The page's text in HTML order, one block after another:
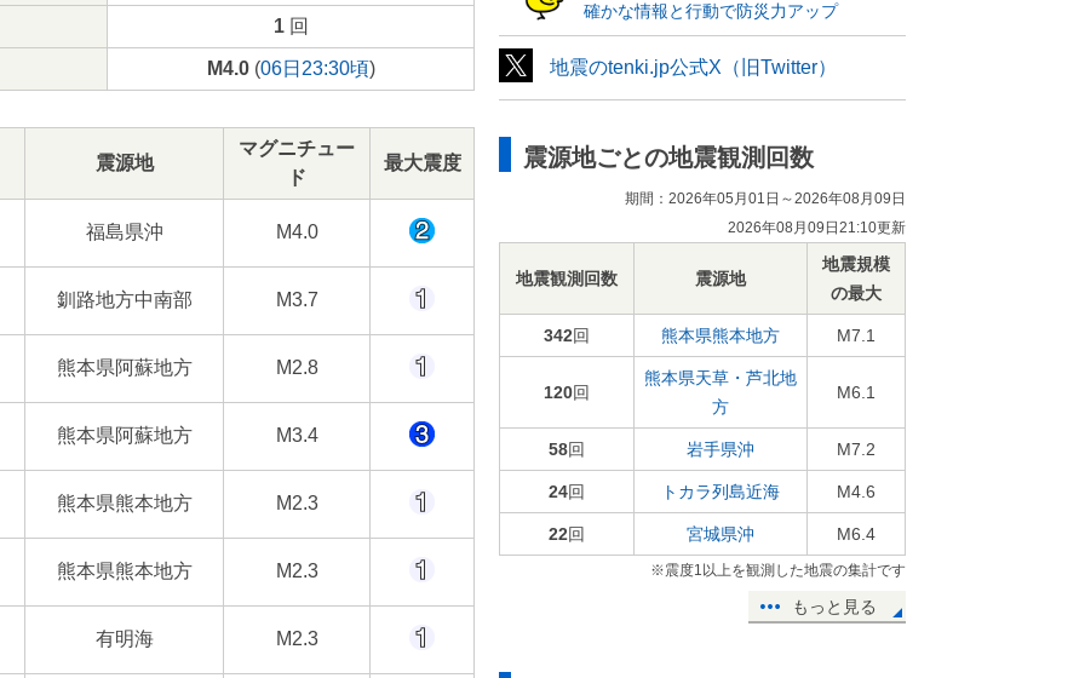
1回
M4.0(06日23:30頃)
震源地
マグニチュー
ド
最大震度
福島県沖 M4.0
釧路地方中南部 M3.7
熊本県阿蘇地方 M2.8
熊本県阿蘇地方 M3.4
熊本県熊本地方 M2.3
熊本県熊本地方 M2.3
有明海 M2.3
確かな情報と行動で防災力アップ
地震のtenki.jp公式X（旧Twitter）
震源地ごとの地震観測回数
期間：2026年05月01日～2026年08月09日
2026年08月09日21:10更新
地震観測回数 震源地
地震規模
の最大
342回 熊本県熊本地方 M7.1
120回
熊本県天草・芦北地
方
M6.1
58回 岩手県沖 M7.2
24回 トカラ列島近海 M4.6
22回 宮城県沖 M6.4
※震度1以上を観測した地震の集計です
もっと見る